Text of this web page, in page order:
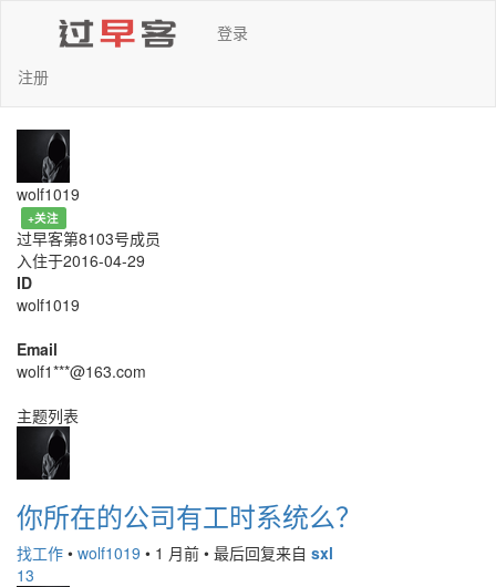
登录
注册
wolf1019
+关注
过早客第8103号成员
入住于2016-04-29
ID
wolf1019
Email
wolf1***@163.com
主题列表
你所在的公司有工时系统么？
找工作 • wolf1019 • 1 月前 • 最后回复来自 sxl
13